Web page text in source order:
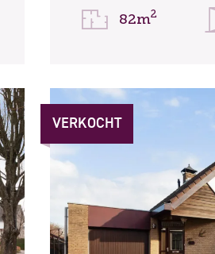
82m2
VERKOCHT